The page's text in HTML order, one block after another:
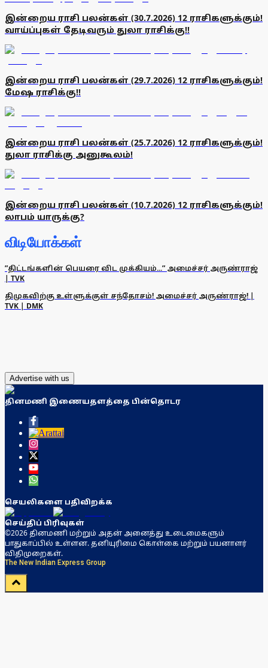
இன்றைய ராசி பலன்கள் (30.7.2026) 12 ராசிகளுக்கும்!
வாய்ப்புகள் தேடிவரும் துலா ராசிக்கு!!
இன்றைய ராசி பலன்கள் (29.7.2026) 12 ராசிகளுக்கும்!
மேஷ ராசிக்கு!!
இன்றைய ராசி பலன்கள் (25.7.2026) 12 ராசிகளுக்கும்!
துலா ராசிக்கு அனுகூலம்!
இன்றைய ராசி பலன்கள் (10.7.2026) 12 ராசிகளுக்கும்!
லாபம் யாருக்கு?
விடியோக்கள்
”திட்டங்களின் பெயரை விட முக்கியம்...” அமைச்சர் அருண்ராஜ்
| TVK
திமுகவிற்கு உள்ளுக்குள் சந்தோசம்! அமைச்சர் அருண்ராஜ்! |
TVK | DMK
Advertise with us
தினமணி இணையதளத்தை பின்தொடர
செயலிகளை பதிவிறக்க
செய்திப் பிரிவுகள்
©2026 தினமணி மற்றும் அதன் அனைத்து உடைமைகளும்
பாதுகாப்பில் உள்ளன. தனியுரிமை கொள்கை மற்றும் பயனாளர்
விதிமுறைகள்.
The New Indian Express Group